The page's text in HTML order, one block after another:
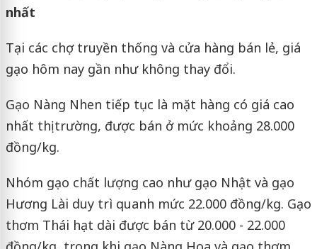
nhất
Tại các chợ truyền thống và cửa hàng bán lẻ, giá
gạo hôm nay gần như không thay đổi.
Gạo Nàng Nhen tiếp tục là mặt hàng có giá cao
nhất thị trường, được bán ở mức khoảng 28.000
đồng/kg.
Nhóm gạo chất lượng cao như gạo Nhật và gạo
Hương Lài duy trì quanh mức 22.000 đồng/kg. Gạo
thơm Thái hạt dài được bán từ 20.000 - 22.000